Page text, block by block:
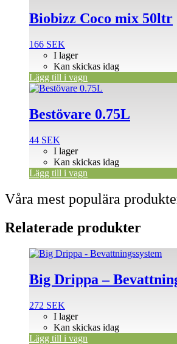
Biobizz Coco mix 50ltr
166 SEK
I lager
Kan skickas idag
Lägg till i vagn
Bestövare 0.75L
44 SEK
I lager
Kan skickas idag
Lägg till i vagn
Våra mest populära
Relaterade produkter
Big Drippa –
272 SEK
I lager
Kan skickas idag
Lägg till i vagn